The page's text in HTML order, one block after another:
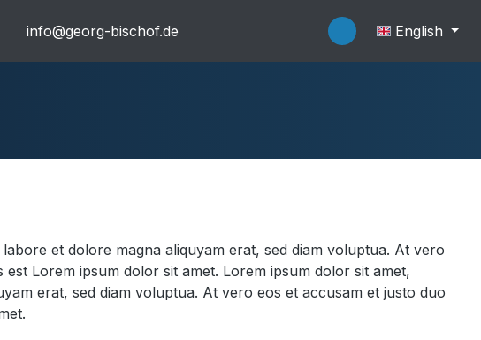
info@georg-bischof.de English
et dolore magna aliquyam erat, sed diam voluptua. At vero
Lorem ipsum dolor sit amet. Lorem ipsum dolor sit amet,
erat, sed diam voluptua. At vero eos et accusam et justo duo